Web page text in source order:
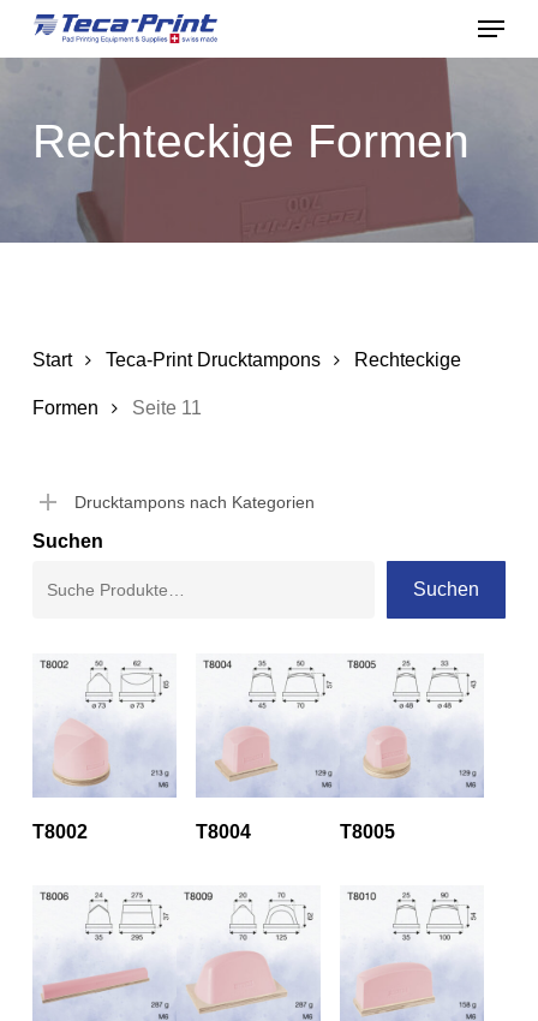
Skip
to
content
Menu
Rechteckige Formen
Start Teca-Print Drucktampons Rechteckige
Formen Seite 11
Drucktampons nach Kategorien
Suchen
Suchen
T8002 T8004 T8005